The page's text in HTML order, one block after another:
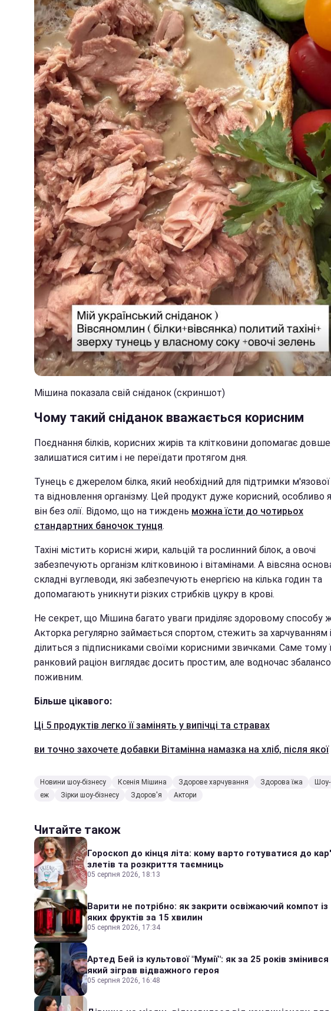
Мішина показала свій сніданок (скриншот)
Чому такий сніданок вважається корисним
Поєднання білків, корисних жирів та клітковини допомагає довше
залишатися ситим і не переїдати протягом дня.
Тунець є джерелом білка, який необхідний для підтримки
та відновлення організму. Цей продукт дуже корисний, особливо
він без олії. Відомо, що на тиждень можна їсти до чотирьох
стандартних баночок тунця.
Тахіні містить корисні жири, кальцій та рослинний білок, а овочі
забезпечують організм клітковиною і вітамінами. А вівсяна
складні вуглеводи, які забезпечують енергією на кілька годин та
допомагають уникнути різких стрибків цукру в крові.
Не секрет, що Мішина багато уваги приділяє здоровому способу
Акторка регулярно займається спортом, стежить за харчуванням
ділиться з підписниками своїми корисними звичками. Саме тому
ранковий раціон виглядає досить простим, але водночас
поживним.
Більше цікавого:
Ці 5 продуктів легко її замінять у випічці та стравах
ви точно захочете добавки Вітамінна намазка на хліб, після якої
Новини шоу-бізнесу Ксенія Мішина Здорове харчування Здорова їжа
Шоу-
еж
Зірки шоу-бізнесу Здоров'я Актори
Читайте також
Гороскоп до кінця літа: кому варто готуватися до
злетів та розкриття таємниць
05 серпня 2026, 18:13
Варити не потрібно: як закрити освіжаючий компот
яких фруктів за 15 хвилин
05 серпня 2026, 17:34
Артед Бей із культової "Мумії": як за 25 років
який зіграв відважного героя
05 серпня 2026, 16:48